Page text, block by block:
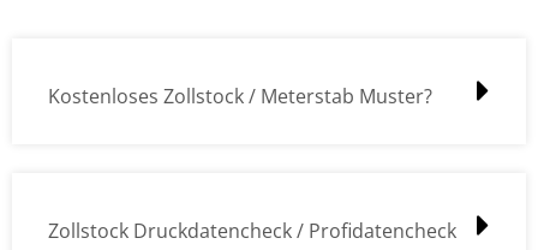
Kostenloses Zollstock / Meterstab Muster?
Zollstock Druckdatencheck / Profidatencheck